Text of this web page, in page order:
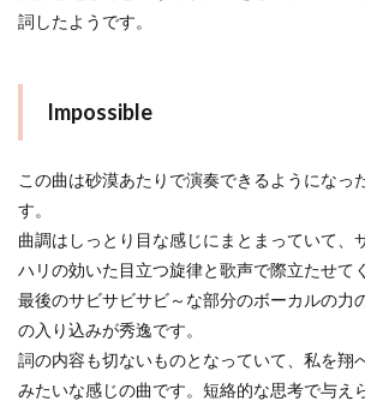
詞したようです。
Impossible
この曲は砂漠あたりで演奏できるようになっ
す。
曲調はしっとり目な感じにまとまっていて、
ハリの効いた目立つ旋律と歌声で際立たせて
最後のサビサビサビ～な部分のボーカルの力
の入り込みが秀逸です。
詞の内容も切ないものとなっていて、私を翔
みたいな感じの曲です。短絡的な思考で与え